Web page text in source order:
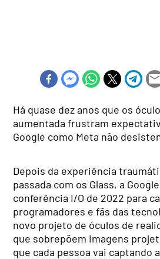
Há quase dez anos que os
aumentada frustram
Google como Meta não
Depois da experiência
passada com os Glass, a
conferência I/O de 2022 para
programadores e fãs das
novo projeto de óculos de
que sobrepõem imagens
que cada pessoa vai captando